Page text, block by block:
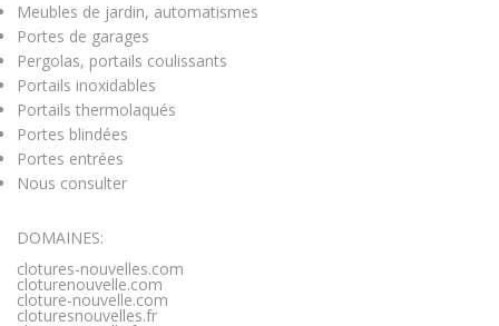
Meubles de jardin, automatismes
Portes de garages
Pergolas, portails coulissants
Portails inoxidables
Portails thermolaqués
Portes blindées
Portes entrées
Nous consulter
DOMAINES:
clotures-nouvelles.com
cloturenouvelle.com
cloture-nouvelle.com
cloturesnouvelles.fr